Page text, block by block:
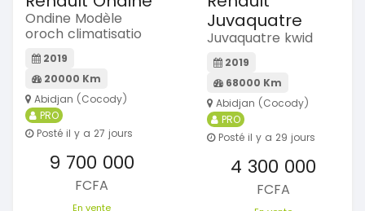
Ondine Modèle
oroch climatisatio
2019
20000 Km
Abidjan (Cocody)
PRO
Posté il y a 27 jours
9 700 000
FCFA
En vente
Juvaquatre
Juvaquatre kwid
2019
68000 Km
Abidjan (Cocody)
PRO
Posté il y a 29 jours
4 300 000
FCFA